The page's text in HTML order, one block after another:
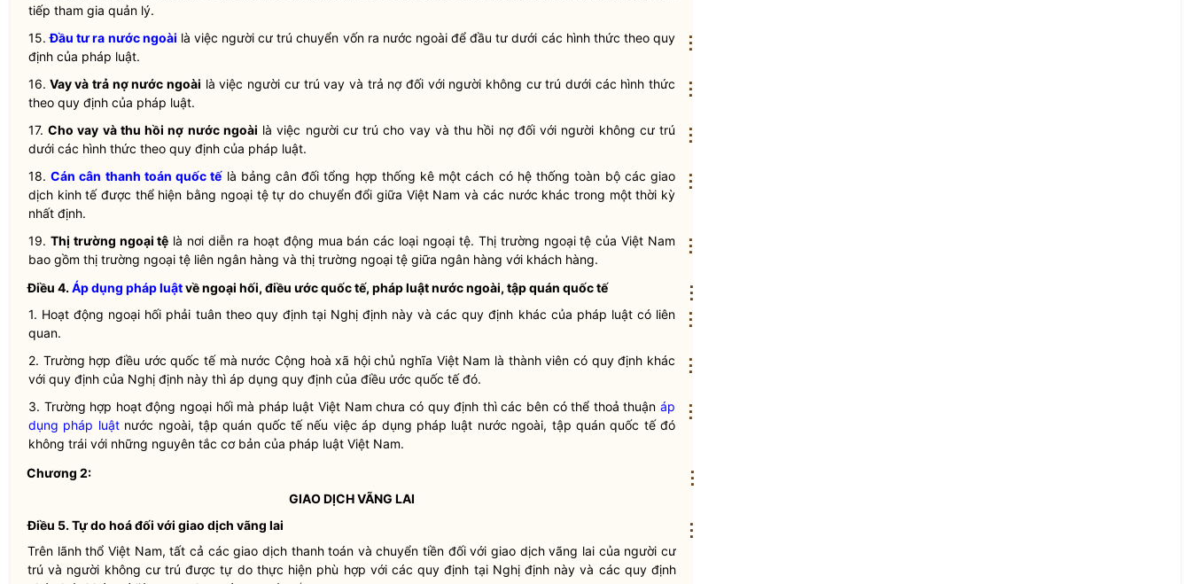
tiếp tham gia quản lý.
15.Đầu tư ra nước ngoài là việc người cư trú chuyển vốnra nước ngoài để đầu tư dưới các hình thức theo quy
định của pháp luật.
16. Vay và trả nợ nước ngoài là việc người cư trú vay và trả nợ đối với người không cư trú dưới các hình thức
theo quy định của pháp luật.
17.Cho vay và thu hồi nợ nước ngoài là việc người cư trú cho vay và thu hồi nợ đối với người không cư trú
dưới các hình thức theo quy định của pháp luật.
18.Cán cân thanh toán quốc tếlà bảng cân đối tổng hợp thống kê một cách có hệ thống toàn bộ các giao
dịch kinh tế được thể hiện bằng ngoại tệtự do chuyển đổi giữa Việt Nam và các nước khác trong một thời kỳ
nhất định.
19. Thị trường ngoại tệ là nơi diễn ra hoạt động mua bán các loại ngoại tệ. Thị trường ngoại tệ của Việt Nam
bao gồm thị trường ngoại tệ liên ngân hàng và thị trường ngoại tệ giữa ngân hàng với khách hàng.
Điều 4.Áp dụng pháp luậtvềngoại hối, điều ước quốc tế, pháp luật nước ngoài, tập quán quốc tế
1. Hoạt động ngoại hối phải tuân theo quy định tại Nghị định này và các quy định khác của pháp luậtcó liên
quan.
2. Trường hợp điều ước quốc tế mà nước Cộng hoà xã hội chủ nghĩa Việt Nam là thành viên có quy định khác
với quy định của Nghị định này thì áp dụng quy định của điều ước quốc tế đó.
3. Trường hợp hoạt động ngoại hốimà pháp luật Việt Nam chưa có quy định thì các bên có thể thoả thuậnáp
dụng pháp luậtnước ngoài, tập quán quốc tế nếu việcáp dụng pháp luật nước ngoài, tập quán quốc tế đó
không trái với những nguyên tắc cơ bản của pháp luật Việt Nam.
Chương 2:
GIAO DỊCH VÃNG LAI
Điều 5.Tự do hoá đối với giao dịch vãng lai
Trên lãnh thổ Việt Nam, tất cả các giao dịch thanh toán và chuyển tiền đối vớigiao dịch vãng lai của người cư
trú và người không cư trú được tự do thực hiện phù hợp với các quy định tại Nghị định này và các quy định
⋮
⋮
⋮
⋮
⋮
⋮
⋮
⋮
⋮
⋮
⋮